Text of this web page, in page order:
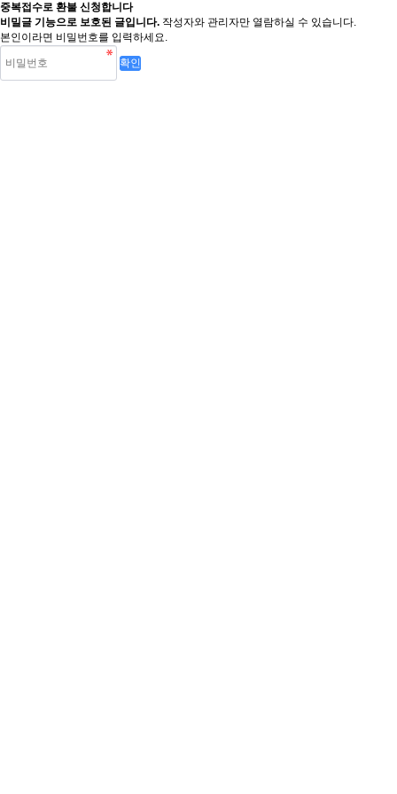
중복접수로 환불 신청합니다
비밀글 기능으로 보호된 글입니다. 작성자와 관리자만 열람하실 수 있습니다.
본인이라면 비밀번호를 입력하세요.